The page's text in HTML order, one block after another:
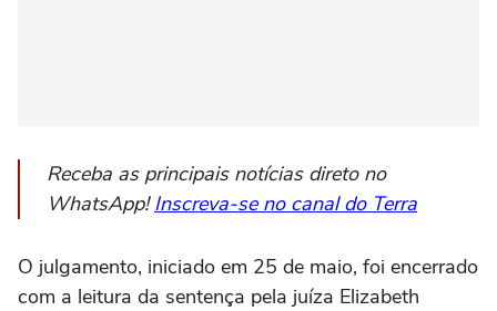
Receba as principais notícias direto no
WhatsApp!Inscreva-se no canal do Terra
O julgamento, iniciado em 25 de maio, foi encerrado
com a leitura da sentença pela juíza Elizabeth